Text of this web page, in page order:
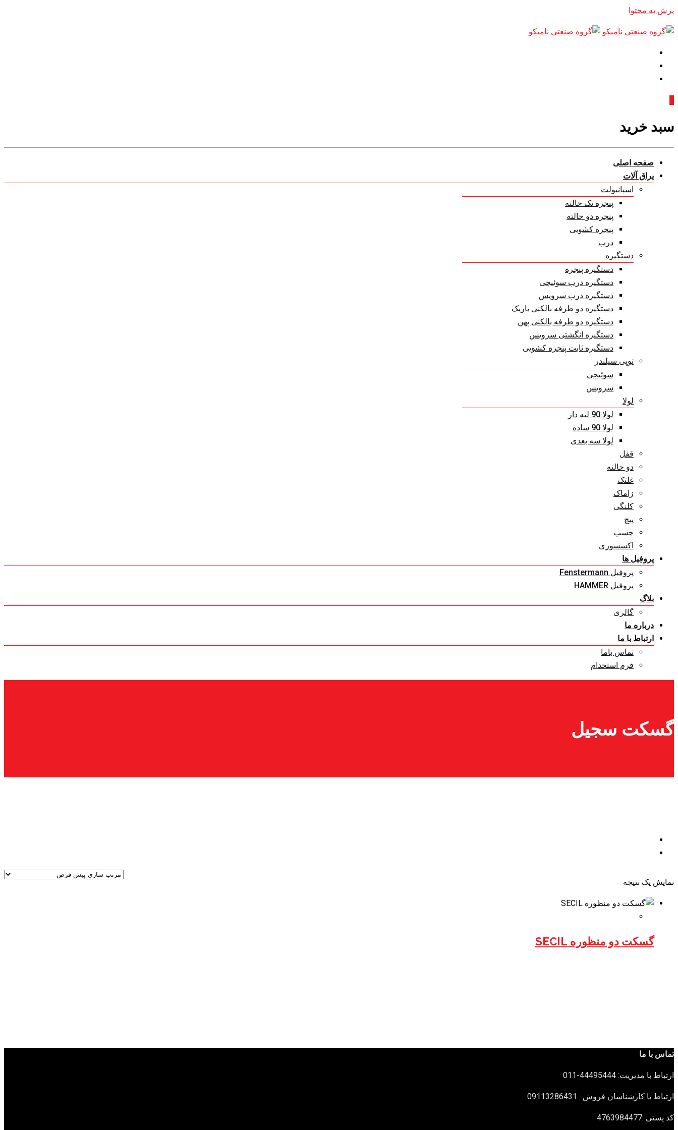
پرش به محتوا
سبد خرید
صفحه اصلی
یراق آلات
اسپانیولت
پنجره تک حالته
پنجره دو حالته
پنجره کشویی
درب
دستگیره
دستگیره پنجره
دستگیره درب سوئیچی
دستگیره درب سرویس
دستگیره دو طرفه بالکنی باریک
دستگیره دو طرفه بالکنی پهن
دستگیره انگشتی سرویس
دستگیره ثابت پنجره کشویی
توپی سیلندر
سوئیچی
سرویس
لولا
لولا 90 لبه دار
لولا 90 ساده
لولا سه بعدی
قفل
دو حالته
غلتک
زاماک
کلنگی
پیچ
چسب
اکسسوری
پروفیل ها
پروفیل Fenstermann
پروفیل HAMMER
بلاگ
گالری
درباره ما
ارتباط با ما
تماس باما
فرم استخدام
گسکت سجیل
نمایش یک نتیجه
گسکت دو منظوره SECIL
تماس با ما
ارتباط با مدیریت: 44495444-011
ارتباط با کارشناسان فروش : 09113286431
کد پستی :4763984477